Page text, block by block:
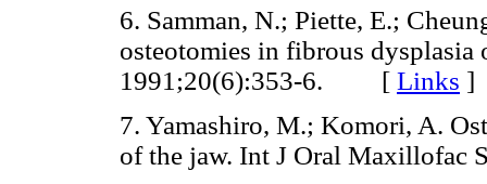
6. Samman, N.; Piette, E.;
osteotomies in fibrous
1991;20(6):353-6. [ Links ]
7. Yamashiro, M.; Komori, A.
of the jaw. Int J Oral